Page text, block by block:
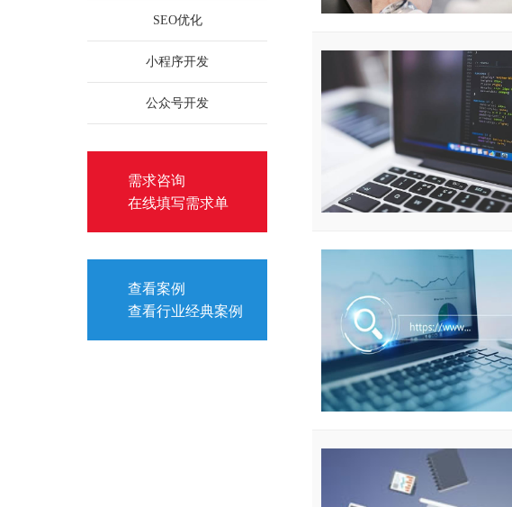
SEO优化
小程序开发
公众号开发
需求咨询
在线填写需求单
查看案例
查看行业经典案例